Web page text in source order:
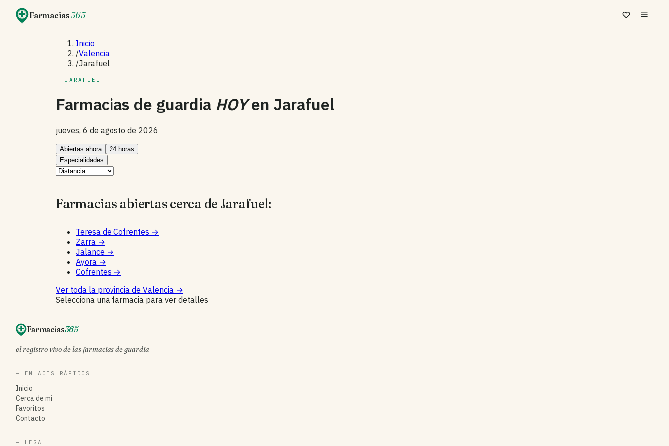
Farmacias365
Inicio
/Valencia
/Jarafuel
— JARAFUEL
Farmacias de guardia HOYen Jarafuel
jueves, 6 de agosto de 2026
Abiertas ahora
24 horas
Especialidades
Farmacias abiertas cerca de Jarafuel:
Teresa de Cofrentes →
Zarra →
Jalance →
Ayora →
Cofrentes →
Ver toda la provincia de Valencia →
Selecciona una farmacia para ver detalles
Farmacias365
el registro vivo de las farmacias de guardia
— ENLACES RÁPIDOS
Inicio
Cerca de mí
Favoritos
Contacto
— LEGAL